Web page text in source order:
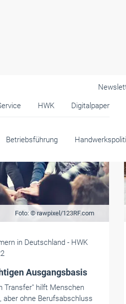
HWK Digitalpaper
Betriebsführung
Foto: © rawpixel/123RF.com
in Deutschland- HWK
Ausgangsbasis
Transfer" hilft Menschen
aber ohne Berufsabschluss